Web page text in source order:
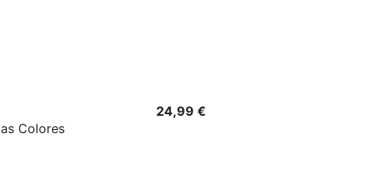
24,99 €Precio